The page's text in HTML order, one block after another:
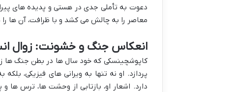
دعوت به تأملی جدی در هستی و پدیده های
معاصر را به چالش می کشد و با ظرافت، آن ها
انعکاس جنگ و خشونت: زوال
کاپوشچینسکی که خود سال ها در بطن جنگ ها
پردازد. او نه تنها به ویرانی های فیزیکی،
دارد. اشعار او، بازتابی از وحشت ها، ترس